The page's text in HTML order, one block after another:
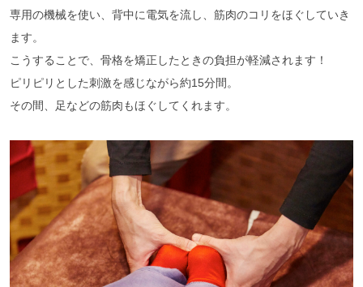
専用の機械を使い、背中に電気を流し、筋肉のコリをほぐしていき
ます。
こうすることで、骨格を矯正したときの負担が軽減されます！
ピリピリとした刺激を感じながら約15分間。
その間、足などの筋肉もほぐしてくれます。